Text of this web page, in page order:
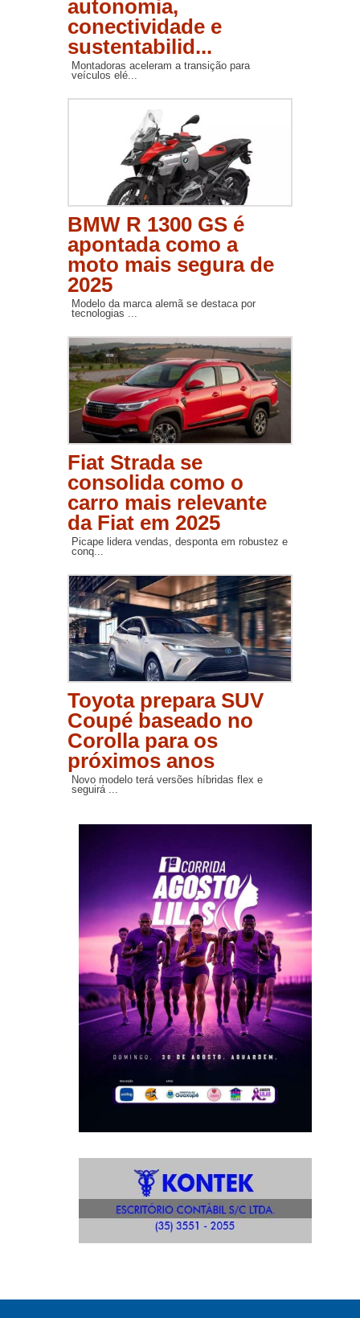
autonomia,
conectividade e
sustentabilid...
Montadoras aceleram a transição para
veículos elé...
BMW R 1300 GS é
apontada como a
moto mais segura de
2025
Modelo da marca alemã se destaca por
tecnologias ...
Fiat Strada se
consolida como o
carro mais relevante
da Fiat em 2025
Picape lidera vendas, desponta em robustez e
conq...
Toyota prepara SUV
Coupé baseado no
Corolla para os
próximos anos
Novo modelo terá versões híbridas flex e
seguirá ...